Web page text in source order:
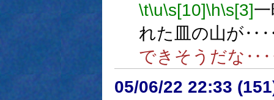
\t\u\s[10]\h\s[3]
れた皿の山が
できそうだな
05/06/22 22:33